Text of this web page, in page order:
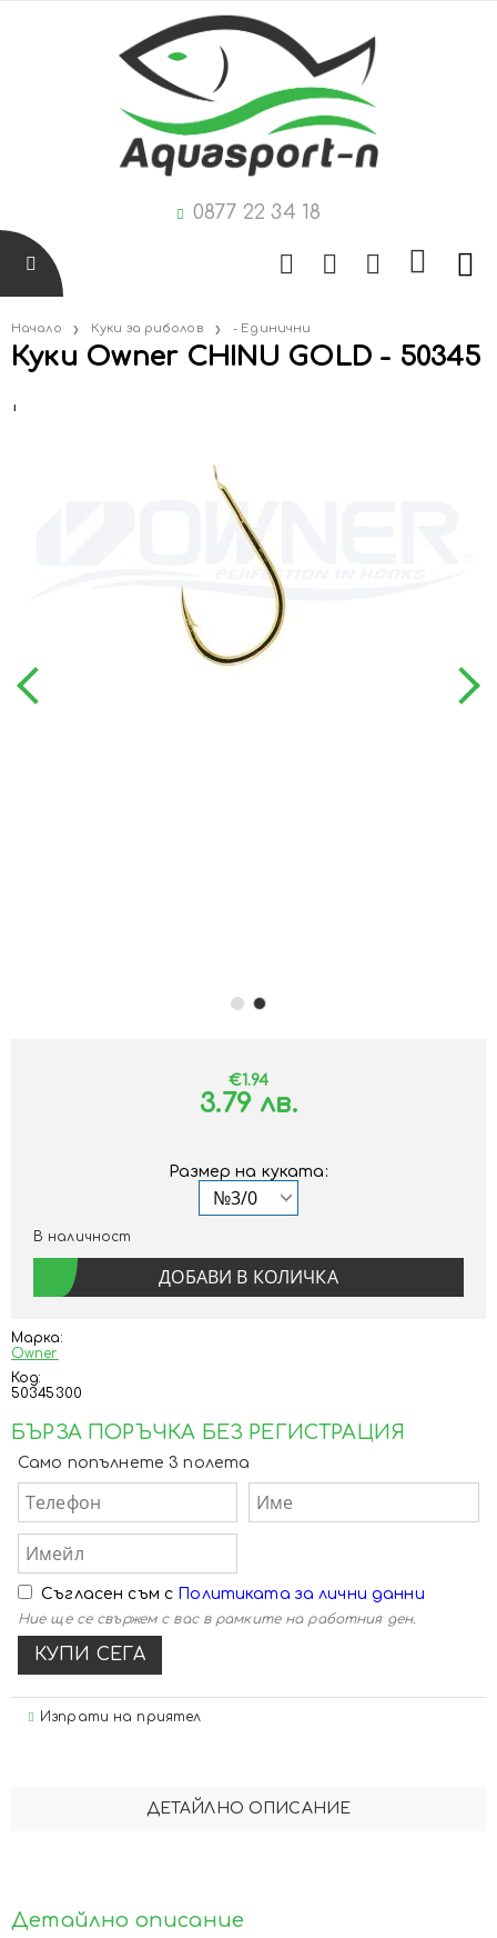
0877 22 34 18
Начало Куки за риболов - Единични
Куки Owner CHINU GOLD - 50345
Марка:
Owner
Код:
50345300
БЪРЗА ПОРЪЧКА БЕЗ РЕГИСТРАЦИЯ
Само попълнете 3 полета
Съгласен съм с Политиката за лични данни
Ние ще се свържем с вас в рамките на работния ден.
Изпрати на приятел
€1.94
3.79 лв.
Размер на куката:
В наличност
ДЕТАЙЛНО ОПИСАНИЕ
Детайлно описание